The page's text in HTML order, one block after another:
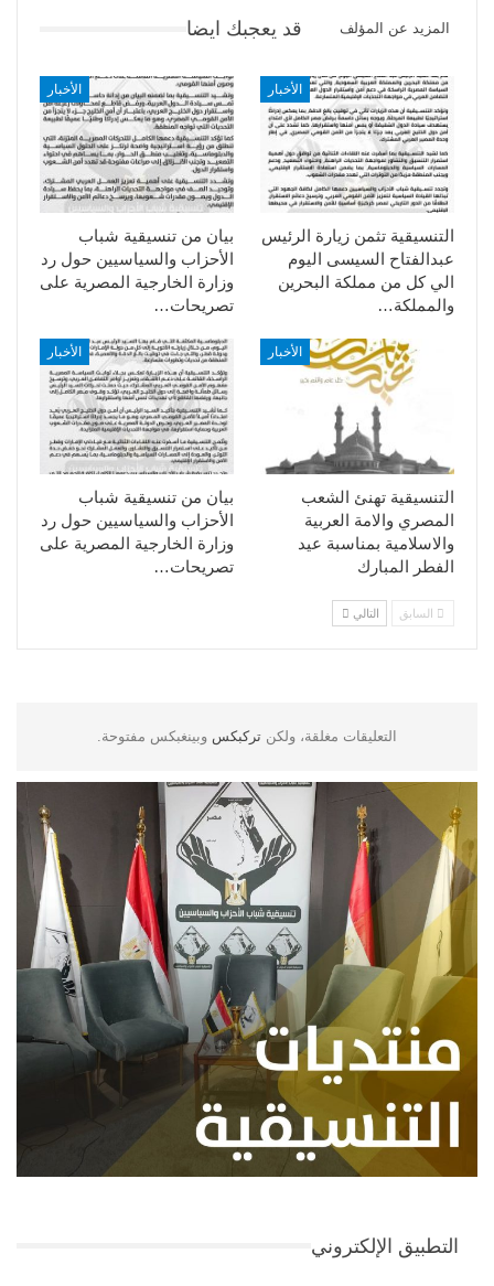
قد يعجبك ايضا المزيد عن المؤلف
الأخبار
بيان من تنسيقية شباب
الأحزاب والسياسيين حول رد
وزارة الخارجية المصرية على
تصريحات…
الأخبار
التنسيقية تثمن زيارة الرئيس
عبدالفتاح السيسى اليوم
الي كل من مملكة البحرين
والمملكة…
الأخبار
بيان من تنسيقية شباب
الأحزاب والسياسيين حول رد
وزارة الخارجية المصرية على
تصريحات…
الأخبار
التنسيقية تهنئ الشعب
المصري والامة العربية
والاسلامية بمناسبة عيد
الفطر المبارك
السابق التالي
التعليقات مغلقة، ولكن تركبكس وبينغبكس مفتوحة.
التطبيق الإلكتروني